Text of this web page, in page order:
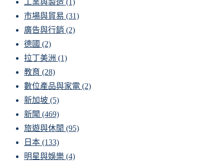
工業與製造 (1)
市場與貿易 (31)
廣告與行銷 (2)
德國 (2)
拉丁美洲 (1)
教育 (28)
數位產品與家電 (2)
新加坡 (5)
新聞 (469)
旅遊與休閒 (95)
日本 (133)
明星與娛樂 (4)